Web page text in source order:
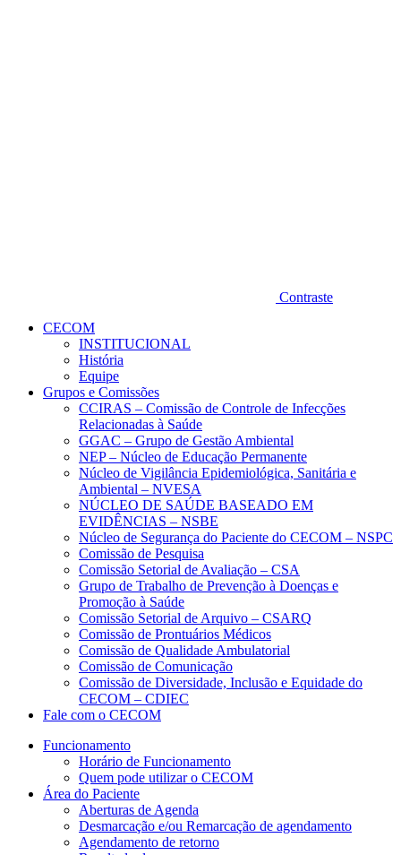
Contraste
CECOM
INSTITUCIONAL
História
Equipe
Grupos e Comissões
CCIRAS – Comissão de Controle de Infecções
Relacionadas à Saúde
GGAC – Grupo de Gestão Ambiental
NEP – Núcleo de Educação Permanente
Núcleo de Vigilância Epidemiológica, Sanitária e
Ambiental – NVESA
NÚCLEO DE SAÚDE BASEADO EM
EVIDÊNCIAS – NSBE
Núcleo de Segurança do Paciente do CECOM – NSPC
Comissão de Pesquisa
Comissão Setorial de Avaliação – CSA
Grupo de Trabalho de Prevenção à Doenças e
Promoção à Saúde
Comissão Setorial de Arquivo – CSARQ
Comissão de Prontuários Médicos
Comissão de Qualidade Ambulatorial
Comissão de Comunicação
Comissão de Diversidade, Inclusão e Equidade do
CECOM – CDIEC
Fale com o CECOM
Funcionamento
Horário de Funcionamento
Quem pode utilizar o CECOM
Área do Paciente
Aberturas de Agenda
Desmarcação e/ou Remarcação de agendamento
Agendamento de retorno